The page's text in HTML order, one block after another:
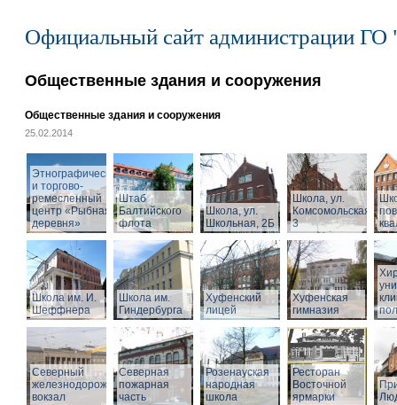
Официальный сайт администрации ГО
Общественные здания и сооружения
Общественные здания и сооружения
25.02.2014
Этнографический
и торгово-
ремесленный
центр «Рыбная
деревня»
Штаб
Балтийского
флота
Школа, ул.
Школьная, 2Б
Школа, ул.
Комсомольская,
3
Школа им. И.
Шеффнера
Школа им.
Гиндербурга
Хуфенский
лицей
Хуфенская
гимназия
Северный
железнодорожный
вокзал
Северная
пожарная
часть
Розенауская
народная
школа
Ресторан
Восточной
ярмарки